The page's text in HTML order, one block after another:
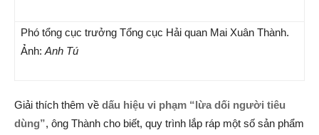
Phó tổng cục trưởng Tổng cục Hải quan Mai Xuân Thành.
Ảnh: Anh Tú
Giải thích thêm về dấu hiệu vi phạm “lừa dối người tiêu
dùng”, ông Thành cho biết, quy trình lắp ráp một số sản phẩm